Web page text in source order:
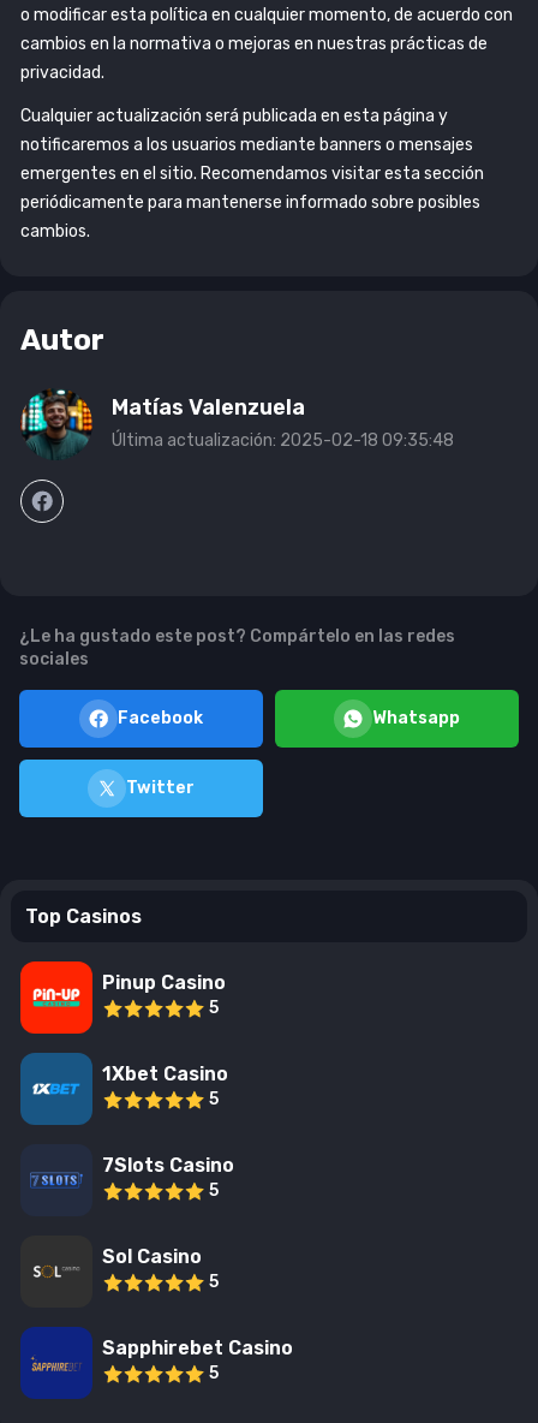
o modificar esta política en cualquier momento, de acuerdo con
cambios en la normativa o mejoras en nuestras prácticas de
privacidad.
Cualquier actualización será publicada en esta página y
notificaremos a los usuarios mediante banners o mensajes
emergentes en el sitio. Recomendamos visitar esta sección
periódicamente para mantenerse informado sobre posibles
cambios.
Autor
Matías Valenzuela
Última actualización: 2025-02-18 09:35:48
¿Le ha gustado este post? Compártelo en las redes
sociales
Facebook Whatsapp
Twitter
Top Casinos
Pinup Casino
5
1Xbet Casino
5
7Slots Casino
5
Sol Casino
5
Sapphirebet Casino
5